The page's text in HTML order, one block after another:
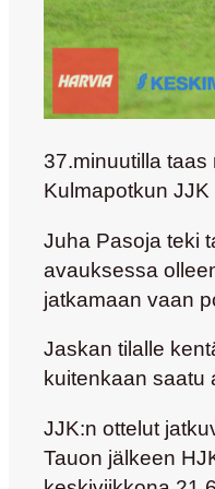
37.minuutilla
Kulmapotkun
Juha Pasoja teki
avauksessa
jatkamaan vaan
Jaskan tilalle
kuitenkaan saatu
JJK:n ottelut
Tauon jälkeen